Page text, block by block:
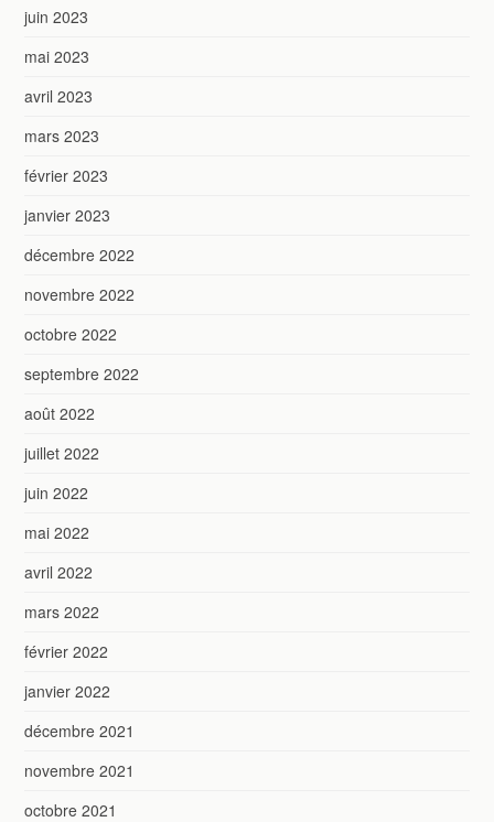
juin 2023
mai 2023
avril 2023
mars 2023
février 2023
janvier 2023
décembre 2022
novembre 2022
octobre 2022
septembre 2022
août 2022
juillet 2022
juin 2022
mai 2022
avril 2022
mars 2022
février 2022
janvier 2022
décembre 2021
novembre 2021
octobre 2021